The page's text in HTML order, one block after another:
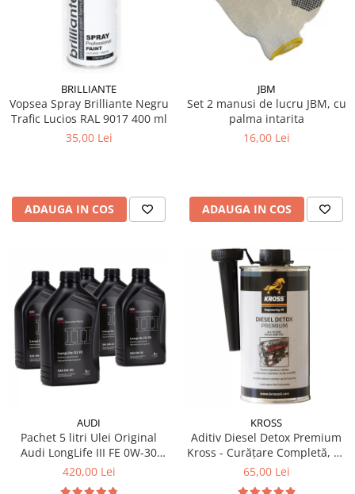
AdBlue
Aditivi Auto
Lichid de Parbriz
Ulei Cutie de Viteze
Uleiuri Hidraulice
Vaselina si Lubrifianti Auto
Filtre Auto
Filtre Aer
Filtre Combustibil
Filtre Habitaclu
Intretinere si Cosmetica Auto
Produse Cosmetica Auto
Produse curatare interior auto
BRILLIANTE
Vopsea Spray Brilliante Negru
Trafic Lucios RAL 9017 400 ml
35,00 Lei
ADAUGA IN COS
JBM
Set 2 manusi de lucru JBM, cu
palma intarita
16,00 Lei
ADAUGA IN COS
AUDI
Pachet 5 litri Ulei Original
Audi LongLife III FE 0W-30
GS55545D2 – Aprobări VW420,00 Lei
KROSS
Aditiv Diesel Detox Premium
Kross - Curățare Completă, +5
Puncte Cetanic & Protecție
65,00 Lei